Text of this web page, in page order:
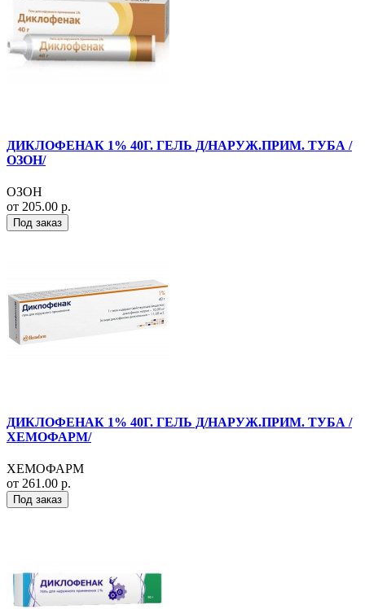
ДИКЛОФЕНАК 1% 40Г. ГЕЛЬ Д/НАРУЖ.ПРИМ. ТУБА /
ОЗОН/
ОЗОН
от 205.00 р.
Под заказ
ДИКЛОФЕНАК 1% 40Г. ГЕЛЬ Д/НАРУЖ.ПРИМ. ТУБА /
ХЕМОФАРМ/
ХЕМОФАРМ
от 261.00 р.
Под заказ